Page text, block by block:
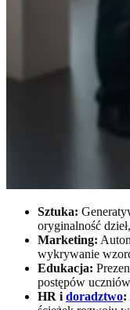
Sztuka:
oryginalność
Marketing:
wykrywanie
Edukacja:
postępów
HR i doradztwo: